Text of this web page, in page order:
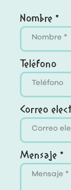
Nombre *
Teléfono
Correo
Mensaje *